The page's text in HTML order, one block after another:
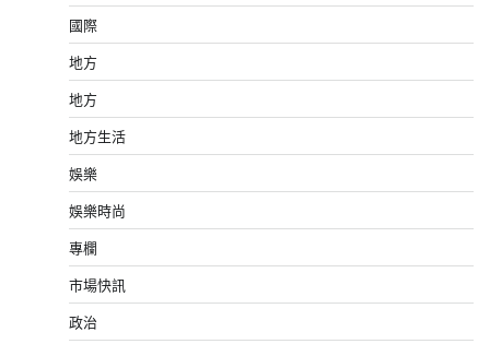
國際
地方
地方
地方生活
娛樂
娛樂時尚
專欄
市場快訊
政治